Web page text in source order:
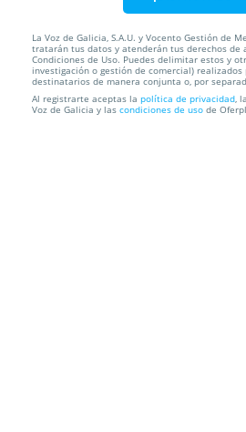
58% 95€
Experiencia evasión para 2
Hotel Spa Odeon Narón
La Voz de Galicia, S.A.U. y Vocento Gestión de
tratarán tus datos y atenderán tus derechos de
Condiciones de Uso. Puedes delimitar estos y
investigación o gestión de comercial)
destinatarios de manera conjunta o, por
Al registrarte aceptas la política de privacidad, la
Voz de Galicia y las condiciones de uso de